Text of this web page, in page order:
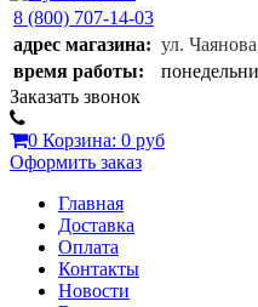
8 (800) 707-14-03
адрес магазина: ул.
время работы:
Заказать звонок
0 Корзина: 0 руб
Оформить заказ
Главная
Доставка
Оплата
Контакты
Новости